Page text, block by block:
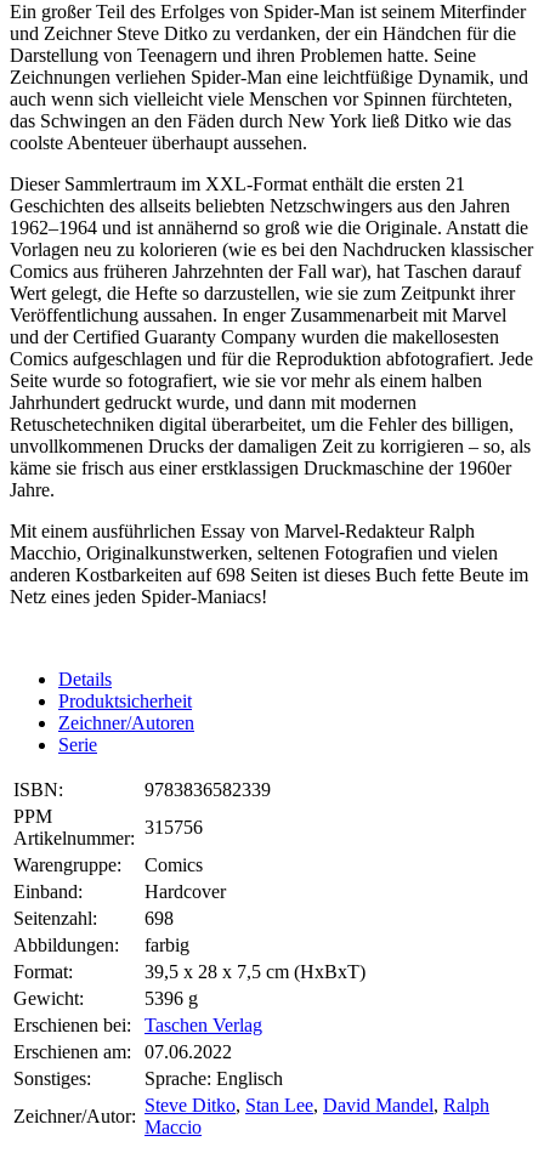
Ein großer Teil des Erfolges von Spider-Man ist seinem Miterfinder
und Zeichner Steve Ditko zu verdanken, der ein Händchen für die
Darstellung von Teenagern und ihren Problemen hatte. Seine
Zeichnungen verliehen Spider-Man eine leichtfüßige Dynamik, und
auch wenn sich vielleicht viele Menschen vor Spinnen fürchteten,
das Schwingen an den Fäden durch New York ließ Ditko wie das
coolste Abenteuer überhaupt aussehen.
Dieser Sammlertraum im XXL-Format enthält die ersten 21
Geschichten des allseits beliebten Netzschwingers aus den Jahren
1962–1964 und ist annähernd so groß wie die Originale. Anstatt die
Vorlagen neu zu kolorieren (wie es bei den Nachdrucken klassischer
Comics aus früheren Jahrzehnten der Fall war), hat Taschen darauf
Wert gelegt, die Hefte so darzustellen, wie sie zum Zeitpunkt ihrer
Veröffentlichung aussahen. In enger Zusammenarbeit mit Marvel
und der Certified Guaranty Company wurden die makellosesten
Comics aufgeschlagen und für die Reproduktion abfotografiert. Jede
Seite wurde so fotografiert, wie sie vor mehr als einem halben
Jahrhundert gedruckt wurde, und dann mit modernen
Retuschetechniken digital überarbeitet, um die Fehler des billigen,
unvollkommenen Drucks der damaligen Zeit zu korrigieren – so, als
käme sie frisch aus einer erstklassigen Druckmaschine der 1960er
Jahre.
Mit einem ausführlichen Essay von Marvel-Redakteur Ralph
Macchio, Originalkunstwerken, seltenen Fotografien und vielen
anderen Kostbarkeiten auf 698 Seiten ist dieses Buch fette Beute im
Netz eines jeden Spider-Maniacs!
Details
Produktsicherheit
Zeichner/Autoren
Serie
ISBN:
9783836582339
PPM
Artikelnummer:
315756
Warengruppe:
Comics
Einband:
Hardcover
Seitenzahl:
698
Abbildungen:
farbig
Format:
39,5 x 28 x 7,5 cm (HxBxT)
Gewicht:
5396 g
Erschienen bei:
Taschen Verlag
Erschienen am:
07.06.2022
Sonstiges:
Sprache: Englisch
Zeichner/Autor:
Steve Ditko, Stan Lee, David Mandel, Ralph
Maccio